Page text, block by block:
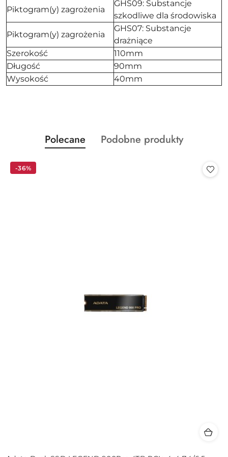
Piktogram(y) zagrożenia
GHS09: Substancje
szkodliwe dla środowiska
Piktogram(y) zagrożenia
GHS07: Substancje
drażniące
Szerokość
110mm
Długość
90mm
Wysokość
40mm
Pomiń karuzelę produktów
Produkty
o
Polecane
Produkty
Podobne produkty
-36%